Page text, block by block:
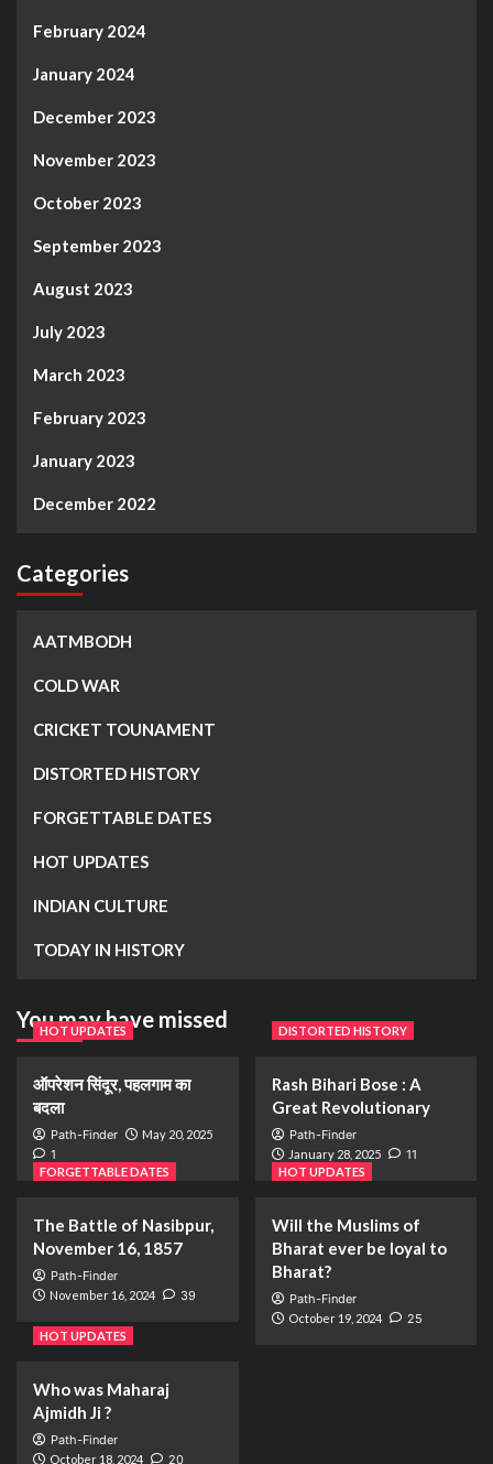
February 2024
January 2024
December 2023
November 2023
October 2023
September 2023
August 2023
July 2023
March 2023
February 2023
January 2023
December 2022
Categories
AATMBODH
COLD WAR
CRICKET TOUNAMENT
DISTORTED HISTORY
FORGETTABLE DATES
HOT UPDATES
INDIAN CULTURE
TODAY IN HISTORY
You may have missed
HOT UPDATES
ऑपरेशन सिंदूर, पहलगाम का
बदला
Path-Finder May 20, 2025
1
DISTORTED HISTORY
Rash Bihari Bose : A
Great Revolutionary
Path-Finder
January 28, 2025 11
FORGETTABLE DATES
The Battle of Nasibpur,
November 16, 1857
Path-Finder
November 16, 2024 39
HOT UPDATES
Will the Muslims of
Bharat ever be loyal to
Bharat?
Path-Finder
October 19, 2024 25
HOT UPDATES
Who was Maharaj
Ajmidh Ji ?
Path-Finder
October 18, 2024 20